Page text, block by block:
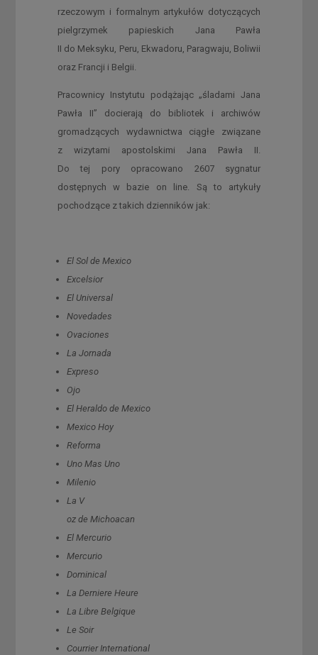
rzeczowym i formalnym artykułów dotyczących
pielgrzymek papieskich Jana Pawła
II do Meksyku, Peru, Ekwadoru, Paragwaju, Boliwii
oraz Francji i Belgii.
Pracownicy Instytutu podążając „śladami Jana
Pawła II” docierają do bibliotek i archiwów
gromadzących wydawnictwa ciągłe związane
z wizytami apostolskimi Jana Pawła II.
Do tej pory opracowano 2607 sygnatur
dostępnych w bazie on line. Są to artykuły
pochodzące z takich dzienników jak:
El Sol de Mexico
Excelsior
El Universal
Novedades
Ovaciones
La Jornada
Expreso
Ojo
El Heraldo de Mexico
Mexico Hoy
Reforma
Uno Mas Uno
Milenio
La V
ozde Michoacan
El Mercurio
Mercurio
Dominical
La Derniere Heure
La Libre Belgique
Le Soir
Courrier International